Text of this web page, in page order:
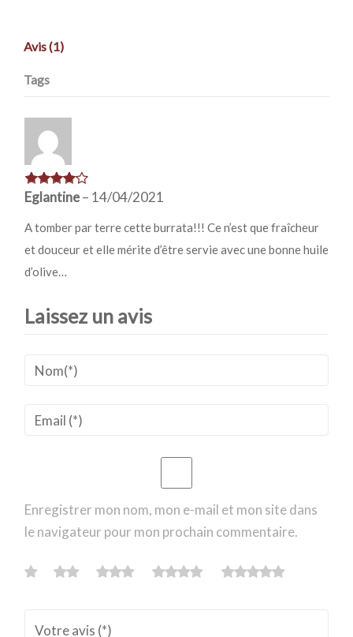
Avis (1)
Tags
Eglantine– 14/04/2021
A tomber par terre cette burrata!!! Ce n’est que fraîcheur
et douceur et elle mérite d’être servie avec une bonne huile
d’olive…
Laissez un avis
Enregistrer mon nom, mon e-mail et mon site dans
le navigateur pour mon prochain commentaire.